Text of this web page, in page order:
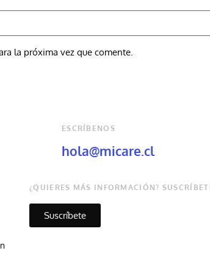
la próxima vez que comente.
ESCRÍBENOS
hola@micare.cl
¿QUIERES MÁS INFORMACIÓN?
Suscríbete